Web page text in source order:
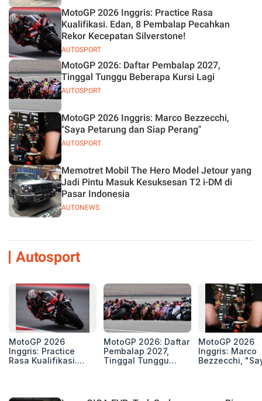
AUTOSPORT
MotoGP 2026 Inggris: Practice Rasa
Kualifikasi. Edan, 8 Pembalap Pecahkan
Rekor Kecepatan Silverstone!
AUTOSPORT
MotoGP 2026: Daftar Pembalap 2027,
Tinggal Tunggu Beberapa Kursi Lagi
AUTOSPORT
MotoGP 2026 Inggris: Marco Bezzecchi,
"Saya Petarung dan Siap Perang"
AUTONEWS
Memotret Mobil The Hero Model Jetour yang
Jadi Pintu Masuk Kesuksesan T2 i-DM di
Pasar Indonesia
Autosport
MotoGP 2026
Inggris: Practice
Rasa Kualifikasi.
Silverstone!
MotoGP 2026: Daftar
Pembalap 2027,
Tinggal Tunggu
MotoGP 2026
Inggris: Marco
Bezzecchi,